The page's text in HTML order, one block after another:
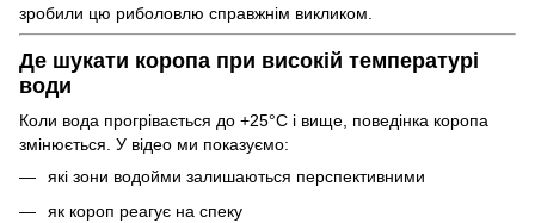
зробили цю риболовлю справжнім викликом.
Де шукати коропа при високій температурі
води
Коли вода прогрівається до +25°C і вище, поведінка коропа
змінюється. У відео ми показуємо:
які зони водойми залишаються перспективними
як короп реагує на спеку